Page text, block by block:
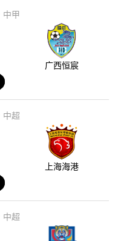
中甲
广西恒宸
中超
上海海港
中超